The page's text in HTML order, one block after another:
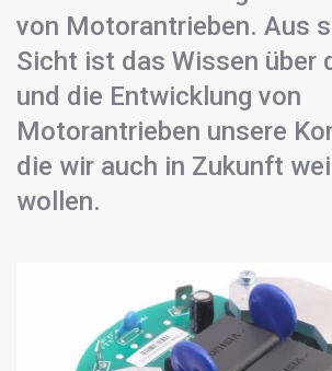
von Motorantrieben. Aus
Sicht ist das Wissen über
und die Entwicklung von
Motorantrieben unsere
die wir auch in Zukunft
wollen.